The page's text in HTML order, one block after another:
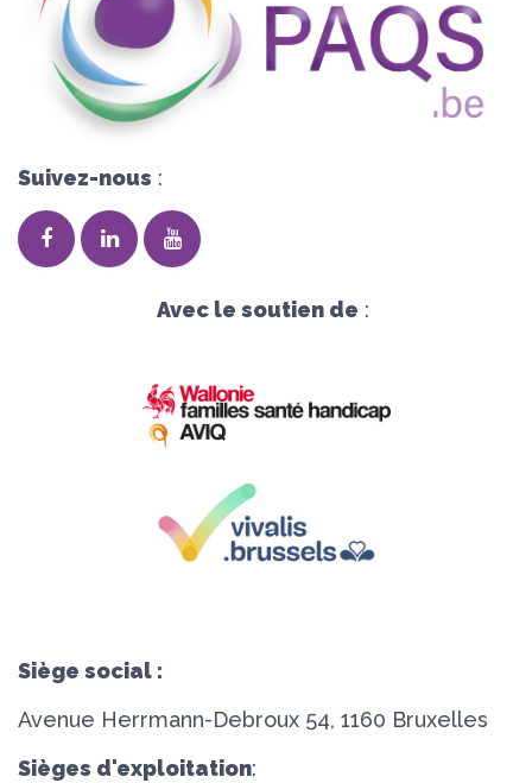
Suivez-nous :
Avec le soutien de :
Siège social :
Avenue Herrmann-Debroux 54, 1160 Bruxelles
Sièges d'exploitation: